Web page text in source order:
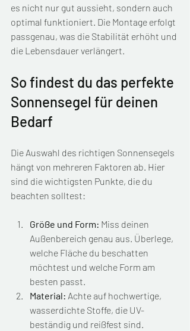
es nicht nur gut aussieht, sondern auch
optimal funktioniert. Die Montage erfolgt
passgenau, was die Stabilität erhöht und
die Lebensdauer verlängert.
So findest du das perfekte
Sonnensegel für deinen
Bedarf
Die Auswahl des richtigen Sonnensegels
hängt von mehreren Faktoren ab. Hier
sind die wichtigsten Punkte, die du
beachten solltest:
Größe und Form: Miss deinen
Außenbereich genau aus. Überlege,
welche Fläche du beschatten
möchtest und welche Form am
besten passt.
Material: Achte auf hochwertige,
wasserdichte Stoffe, die UV-
beständig und reißfest sind.